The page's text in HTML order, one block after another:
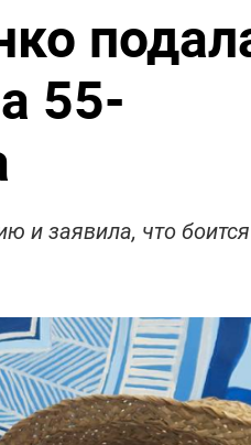
55-
и заявила, что